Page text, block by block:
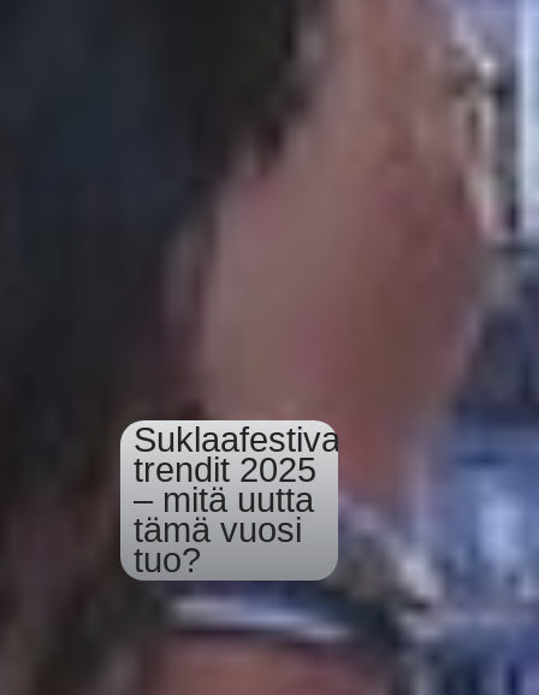
Suk aafestiva
trendit 2025
– mitä uutta
tämä vuosi
tuo?